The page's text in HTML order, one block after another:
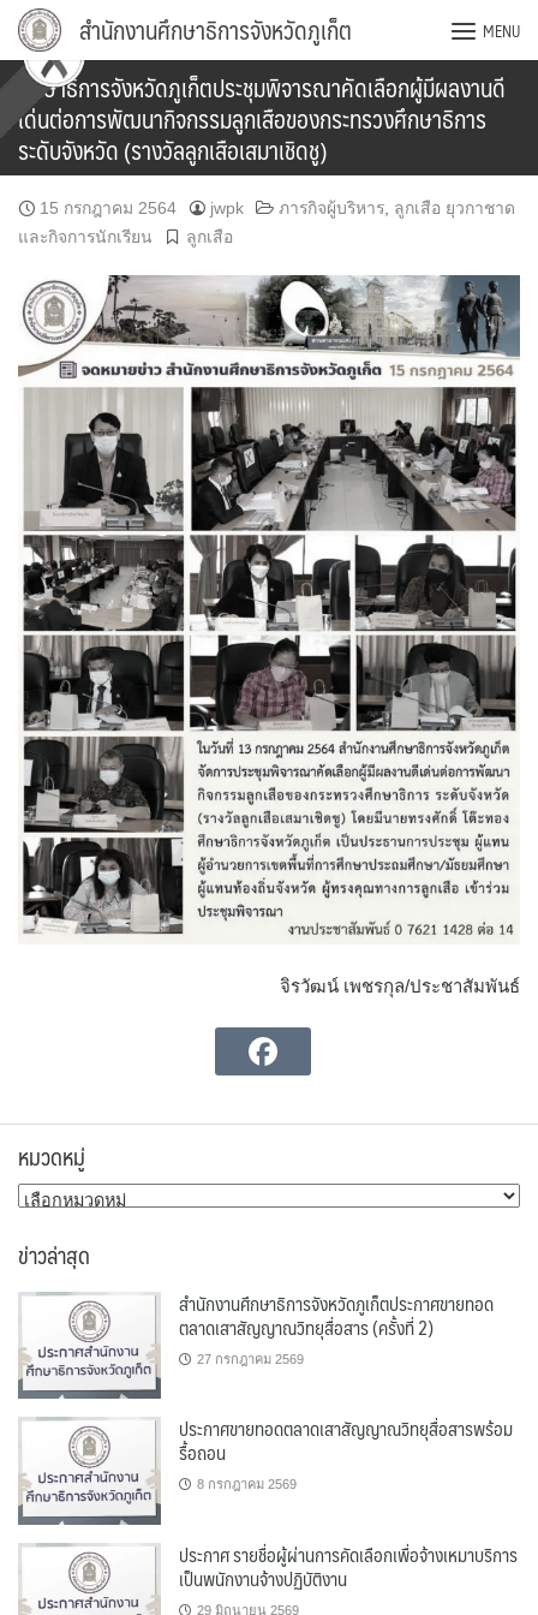
Skip
content
สำนักงานศึกษาธิการจังหวัดภูเก็ต MENU
ศึกษาธิการจังหวัดภูเก็ตประชุมพิจารณาคัดเลือกผู้มีผลงานดี
เด่นต่อการพัฒนากิจกรรมลูกเสือของกระทรวงศึกษาธิการ
ระดับจังหวัด (รางวัลลูกเสือเสมาเชิดชู)
15 กรกฎาคม 2564 jwpk ภารกิจผู้บริหาร ลูกเสือ ยุวกาชาด
และกิจการนักเรียน
ลูกเสือ
จิรวัฒน์ เพชรกุล/ประชาสัมพันธ์
หมวดหมู่
หมวด
ข่าวล่าสุด
สำนักงานศึกษาธิการจังหวัดภูเก็ตประกาศขายทอด
ตลาดเสาสัญญาณวิทยุสื่อสาร (ครั้งที่ 2)
27 กรกฎาคม 2569
ประกาศขายทอดตลาดเสาสัญญาณวิทยุสื่อสารพร้อม
รื้อถอน
8 กรกฎาคม 2569
ประกาศ รายชื่อผู้ผ่านการคัดเลือกเพื่อจ้างเหมาบริการ
เป็นพนักงานจ้างปฏิบัติงาน
29 มิถุนายน 2569